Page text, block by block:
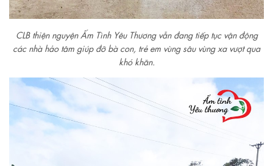
CLB thiện nguyện Ấm Tình Yêu Thương vẫn đang tiếp tục vận động
các nhà hảo tâm giúp đỡ bà con, trẻ em vùng sâu vùng xa vượt qua
khó khăn.